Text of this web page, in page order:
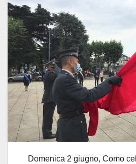
Domenica 2 giugno, Como